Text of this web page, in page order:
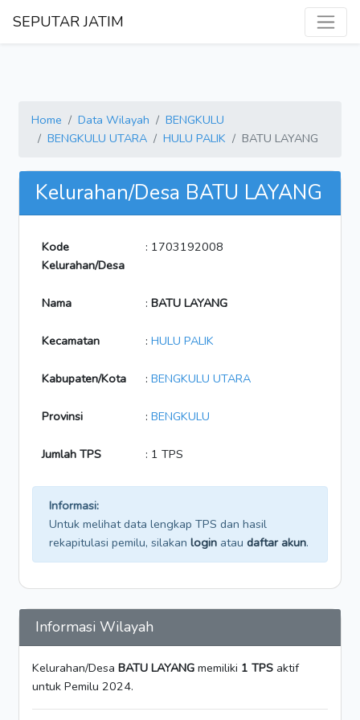
SEPUTAR JATIM
Home Data Wilayah
BENGKULU
BENGKULU UTARA
HULU PALIK BATU LAYANG
Kelurahan/Desa BATU LAYANG
Kode
Kelurahan/Desa
: 1703192008
Nama : BATU LAYANG
Kecamatan : HULU PALIK
Kabupaten/Kota : BENGKULU UTARA
Provinsi : BENGKULU
Jumlah TPS : 1 TPS
Informasi:
Untuk melihat data lengkap TPS dan hasil
rekapitulasi pemilu, silakan login atau daftar akun.
Informasi Wilayah
Kelurahan/Desa BATU LAYANG memiliki 1 TPS aktif
untuk Pemilu 2024.